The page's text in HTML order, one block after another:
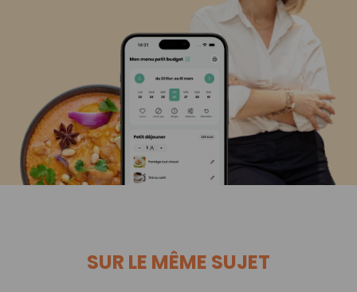
SUR LE MÊME SUJET